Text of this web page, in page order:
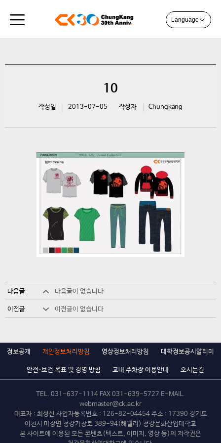
Language
10
작성일 2013-07-05 작성자 Chungkang
다음글 다음글이 없습니다
이전글 이전글이 없습니다
정보공개 개인정보처리방침 영상정보처리방침 대학정보공시알리미
안전·보건 목표 및 경영 방침 교내 주차장 이용안내 오시는길
TEL. 031-637-1114 FAX 031-639-5727 E-MAIL.
webmaster@ck.ac.kr
대표자 : 최성신 사업자등록번호 : 126-82-04454 주소 : 17390 경기도
이천시 마장면 청강가창로 389-94(해월리) 청강문화산업대학교
본 사이트에 이용된 모든 콘텐츠(텍스트, 이미지, 영상 등)의 저작권은